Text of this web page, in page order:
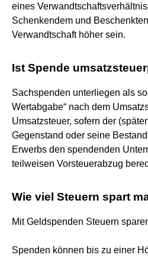
eines
Schenkendem und
Verwandtschaft höher sein.
Ist Spende
Sachspenden unterliegen als
Wertabgabe“ nach dem
Umsatzsteuer, sofern der
Gegenstand oder seine
Erwerbs den spendenden
teilweisen Vorsteuerabzug
Wie viel Steuern spart
Mit Geldspenden Steuern
Spenden können bis zu einer